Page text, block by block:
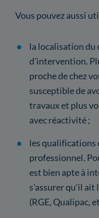
Vous pouvez aussi
la localisation du
d'intervention.
proche de chez
susceptible de
travaux et plus
avec réactivité ;
les
professionnel.
est bien apte à
s'assurer qu'il ait
(RGE, Qualipac,